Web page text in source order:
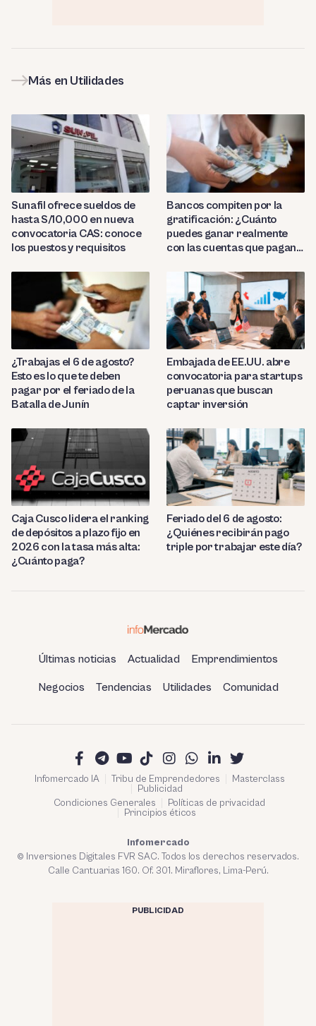
Más en Utilidades
Sunafil ofrece sueldos de
hasta S/10,000 en nueva
convocatoria CAS: conoce
los puestos y requisitos
Bancos compiten por la
gratificación: ¿Cuánto
puedes ganar realmente
con las cuentas que pagan
¿Trabajas el 6 de agosto?
Esto es lo que te deben
pagar por el feriado de la
Batalla de Junín
Embajada de EE.UU. abre
convocatoria para startups
peruanas que buscan
captar inversión
Caja Cusco lidera el ranking
de depósitos a plazo fijo en
2026 con la tasa más alta:
¿Cuánto paga?
Feriado del 6 de agosto:
¿Quiénes recibirán pago
triple por trabajar este día?
Últimas noticias Actualidad Emprendimientos
Negocios Tendencias Utilidades Comunidad
Infomercado IA Tribu de Emprendedores
Masterclass
Publicidad
Condiciones Generales
Políticas de privacidad
Principios éticos
Infomercado
© Inversiones Digitales FVR SAC. Todos los derechos reservados.
Calle Cantuarias 160. Of. 301. Miraflores, Lima-Perú.
PUBLICIDAD